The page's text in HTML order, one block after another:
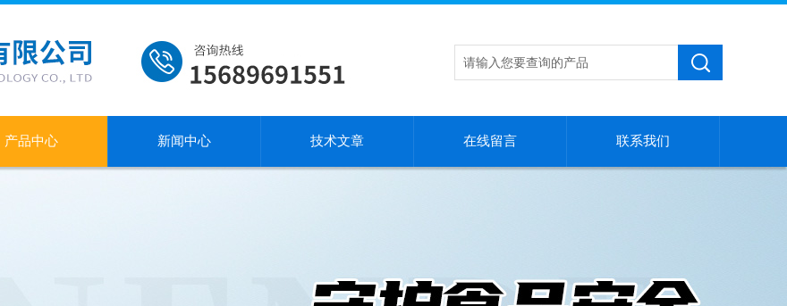
产品中心 新闻中心 技术文章 在线留言 联系我们